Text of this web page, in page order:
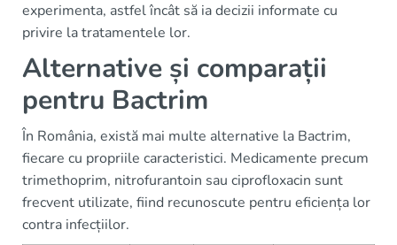
experimenta, astfel încât să ia decizii informate cu
privire la tratamentele lor.
Alternative și comparații
pentru Bactrim
În România, există mai multe alternative la Bactrim,
fiecare cu propriile caracteristici. Medicamente precum
trimethoprim, nitrofurantoin sau ciprofloxacin sunt
frecvent utilizate, fiind recunoscute pentru eficiența lor
contra infecțiilor.